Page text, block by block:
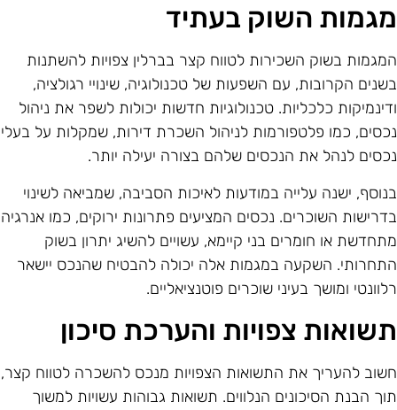
השוק בעתיד
בשוק השכירות לטווח קצר בברלין צפויות להשתנות
הקרובות, עם השפעות של טכנולוגיה, שינויי רגולציה,
כלכליות. טכנולוגיות חדשות יכולות לשפר את ניהול
כמו פלטפורמות לניהול השכרת דירות, שמקלות על בעלי
לנהל את הנכסים שלהם בצורה יעילה יותר.
ישנה עלייה במודעות לאיכות הסביבה, שמביאה לשינוי
השוכרים. נכסים המציעים פתרונות ירוקים, כמו אנרגיה
או חומרים בני קיימא, עשויים להשיג יתרון בשוק
השקעה במגמות אלה יכולה להבטיח שהנכס יישאר
ומושך בעיני שוכרים פוטנציאליים.
צפויות והערכת סיכון
להעריך את התשואות הצפויות מנכס להשכרה לטווח קצר,
הבנת הסיכונים הנלווים. תשואות גבוהות עשויות למשוך